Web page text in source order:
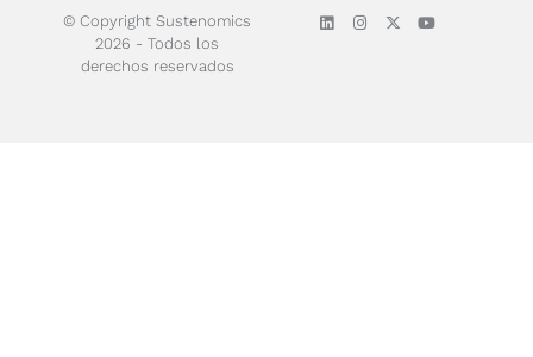
© Copyright Sustenomics
2026 - Todos los
derechos reservados